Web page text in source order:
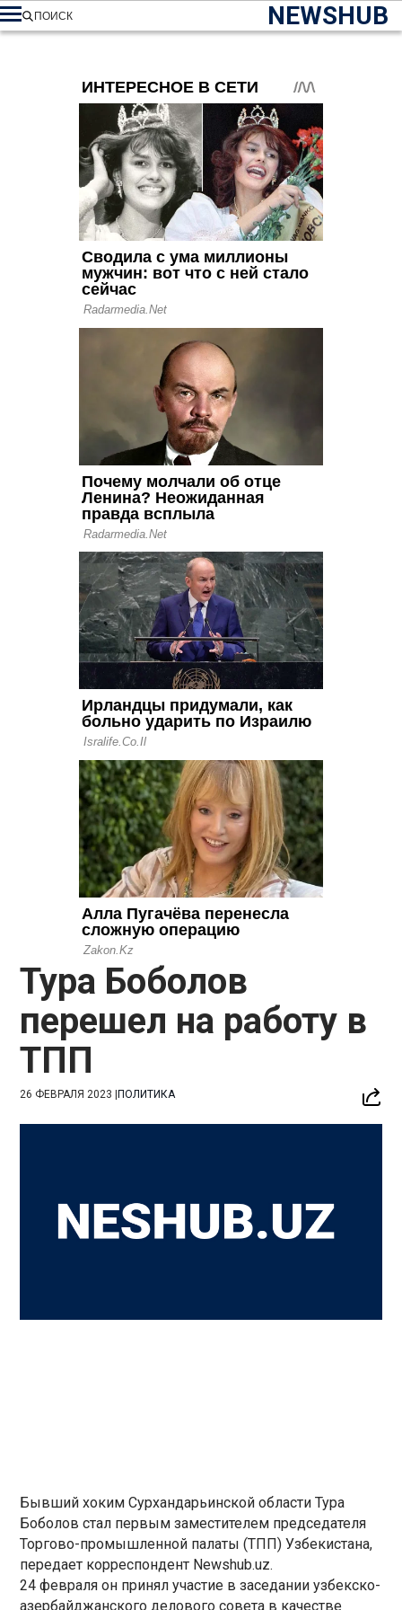
NEWSHUB
ПОИСК
Тура Боболов
перешел на работу в
ТПП
26 ФЕВРАЛЯ 2023 |ПОЛИТИКА
Бывший хоким Сурхандарьинской области Тура
Боболов стал первым заместителем председателя
Торгово-промышленной палаты (ТПП) Узбекистана,
передает корреспондент Newshub.uz.
24 февраля он принял участие в заседании узбекско-
азербайджанского делового совета в качестве